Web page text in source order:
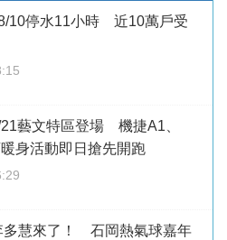
10停水11小時 近10萬戶受
藝文特區登場 機捷A1、
身活動即日搶先開跑
多慧來了！ 石岡熱氣球嘉年